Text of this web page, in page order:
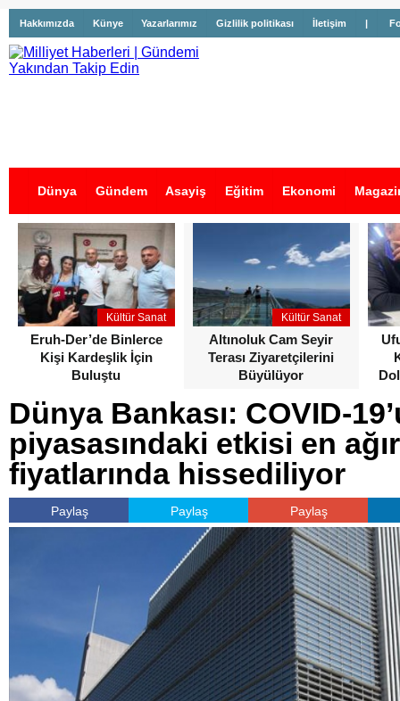
Hakkımızda Künye Yazarlarımız Gizlilik politikası İletişim |
Dünya Gündem Asayiş Eğitim Ekonomi
İş İlanları
Kültür Sanat
Eruh-Der’de Binlerce
Kişi Kardeşlik İçin
Buluştu
Kültür Sanat
Altınoluk Cam Seyir
Terası Ziyaretçilerini
Büyülüyor
Dünya Bankası: COVID-
piyasasındaki etkisi en
fiyatlarında hissediliyor
Paylaş Paylaş Paylaş